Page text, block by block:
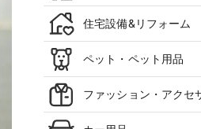
住宅設備&リフォーム
ペット・ペット用品
ファッション・アクセ